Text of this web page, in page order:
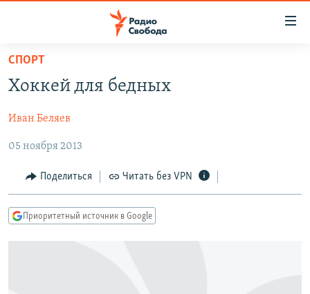
упрощенного
доступа
содержанию
Вернутся
главной
навигации
Вернутся
ПОДКАСТЫ
АВТОРСКИЕ ПРОЕКТЫ
ЦИТАТЫ СВОБОДЫ
МНЕНИЯ
КУЛЬТУРА
IDEL.РЕАЛИИ
СПОРТ
Хоккей для бедных
Иван Беляев
05 ноября 2013
Поделиться Читать без VPN
Приоритетный источник в Google